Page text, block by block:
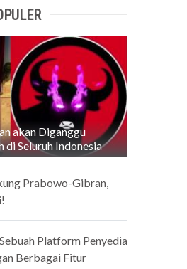
akan Diganggu
di Seluruh Indonesia
Prabowo-Gibran,
Platform Penyedia
Berbagai Fitur